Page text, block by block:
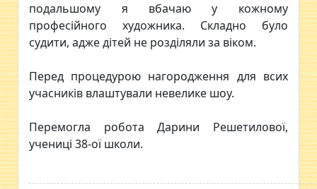
подальшому я вбачаю у кожному
професійного художника. Складно було
судити, адже дітей не розділяли за віком.
Перед процедурою нагородження для всих
учасників влаштували невелике шоу.
Перемогла робота Дарини Решетилової,
учениці 38-ої школи.